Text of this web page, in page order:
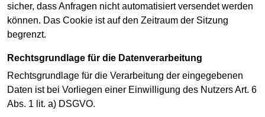
sicher, dass Anfragen nicht automatisiert versendet werden
können. Das Cookie ist auf den Zeitraum der Sitzung
begrenzt.
Rechtsgrundlage für die Datenverarbeitung
Rechtsgrundlage für die Verarbeitung der eingegebenen
Daten ist bei Vorliegen einer Einwilligung des Nutzers Art. 6
Abs. 1 lit. a) DSGVO.